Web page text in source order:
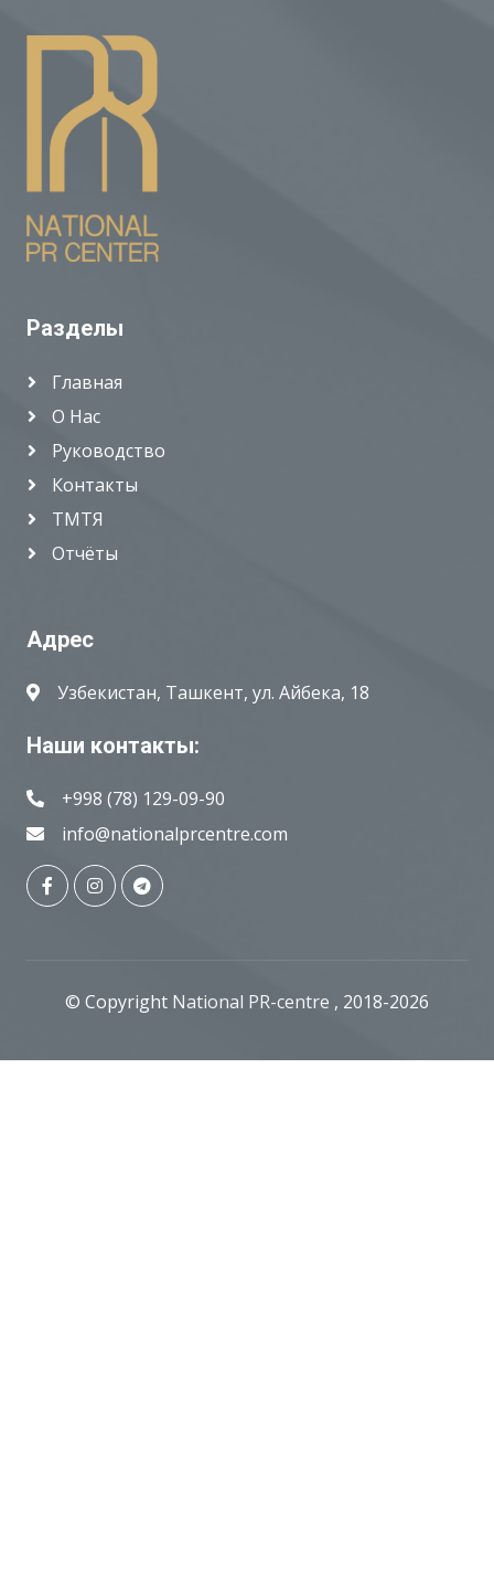
Разделы
Главная
О Нас
Руководство
Контакты
ТМТЯ
Отчёты
Адрес
Узбекистан, Ташкент, ул. Айбека, 18
Наши контакты:
+998 (78) 129-09-90
info@nationalprcentre.com
© Copyright National PR-centre , 2018-2026